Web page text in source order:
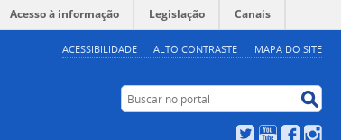
ACESSIBILIDADE ALTO CONTRASTE MAPA DO SITE
Acesso à informação Legislação Canais
Buscar no portal
TwitterYouTubeFacebook